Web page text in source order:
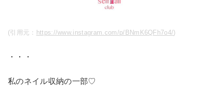
(引用元： https://www.instagram.com/p/BNmK6QFh7o4/)
・・・
私のネイル収納の一部♡